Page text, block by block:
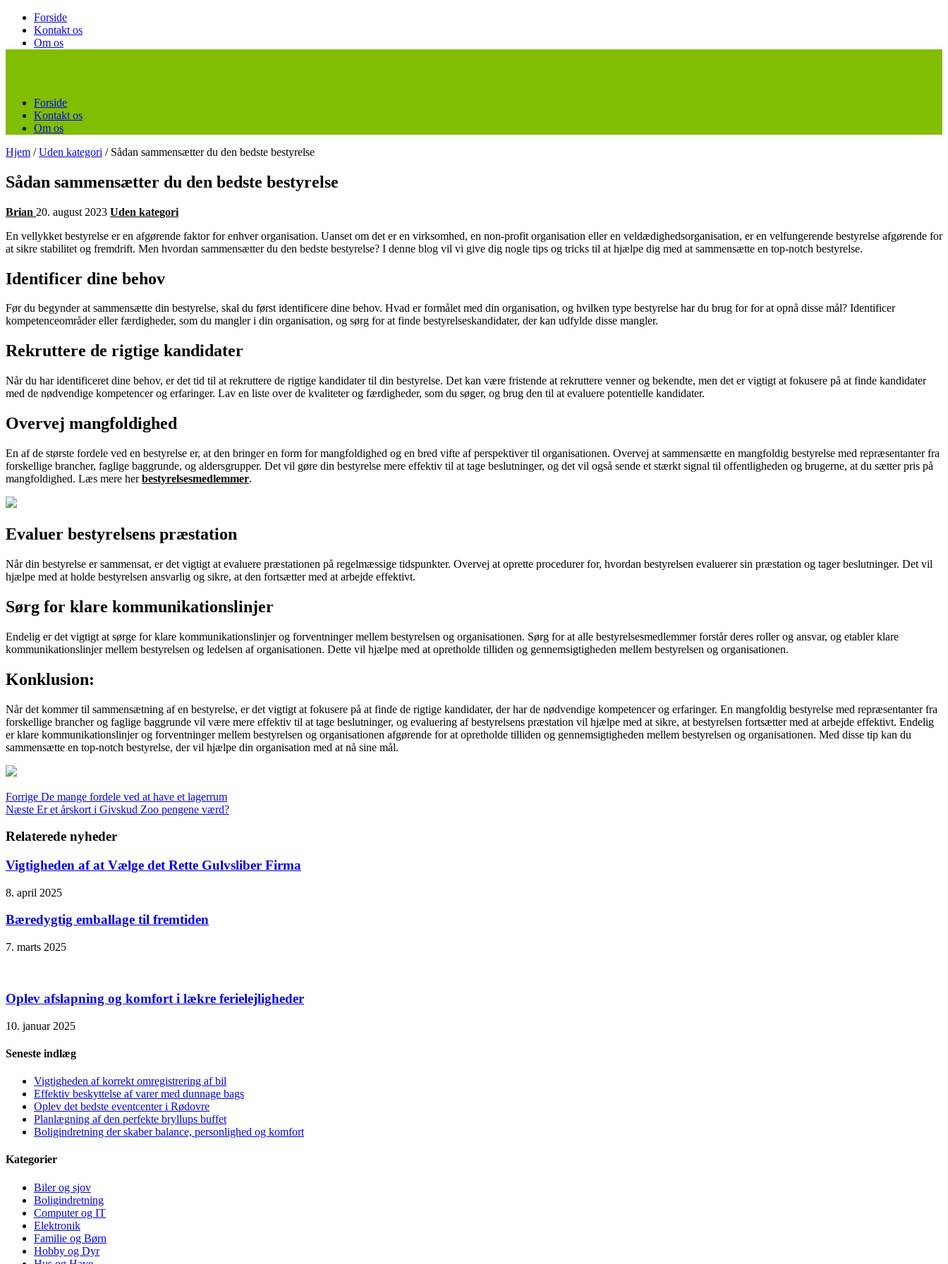
Forside
Kontakt os
Om os
Forside
Kontakt os
Om os
Hjem / Uden kategori / Sådan sammensætter du den bedste bestyrelse
Sådan sammensætter du den bedste bestyrelse
Brian 20. august 2023 Uden kategori
En vellykket bestyrelse er en afgørende faktor for enhver organisation. Uanset om det er en virksomhed, en non-profit organisation eller en veldædighedsorganisation, er en velfungerende bestyrelse afgørende for
at sikre stabilitet og fremdrift. Men hvordan sammensætter du den bedste bestyrelse? I denne blog vil vi give dig nogle tips og tricks til at hjælpe dig med at sammensætte en top-notch bestyrelse.
Identificer dine behov
Før du begynder at sammensætte din bestyrelse, skal du først identificere dine behov. Hvad er formålet med din organisation, og hvilken type bestyrelse har du brug for for at opnå disse mål? Identificer
kompetenceområder eller færdigheder, som du mangler i din organisation, og sørg for at finde bestyrelseskandidater, der kan udfylde disse mangler.
Rekruttere de rigtige kandidater
Når du har identificeret dine behov, er det tid til at rekruttere de rigtige kandidater til din bestyrelse. Det kan være fristende at rekruttere venner og bekendte, men det er vigtigt at fokusere på at finde kandidater
med de nødvendige kompetencer og erfaringer. Lav en liste over de kvaliteter og færdigheder, som du søger, og brug den til at evaluere potentielle kandidater.
Overvej mangfoldighed
En af de største fordele ved en bestyrelse er, at den bringer en form for mangfoldighed og en bred vifte af perspektiver til organisationen. Overvej at sammensætte en mangfoldig bestyrelse med repræsentanter fra
forskellige brancher, faglige baggrunde, og aldersgrupper. Det vil gøre din bestyrelse mere effektiv til at tage beslutninger, og det vil også sende et stærkt signal til offentligheden og brugerne, at du sætter pris på
mangfoldighed. Læs mere herbestyrelsesmedlemmer.
Evaluer bestyrelsens præstation
Når din bestyrelse er sammensat, er det vigtigt at evaluere præstationen på regelmæssige tidspunkter. Overvej at oprette procedurer for, hvordan bestyrelsen evaluerer sin præstation og tager beslutninger. Det vil
hjælpe med at holde bestyrelsen ansvarlig og sikre, at den fortsætter med at arbejde effektivt.
Sørg for klare kommunikationslinjer
Endelig er det vigtigt at sørge for klare kommunikationslinjer og forventninger mellem bestyrelsen og organisationen. Sørg for at alle bestyrelsesmedlemmer forstår deres roller og ansvar, og etabler klare
kommunikationslinjer mellem bestyrelsen og ledelsen af organisationen. Dette vil hjælpe med at opretholde tilliden og gennemsigtigheden mellem bestyrelsen og organisationen.
Konklusion:
Når det kommer til sammensætning af en bestyrelse, er det vigtigt at fokusere på at finde de rigtige kandidater, der har de nødvendige kompetencer og erfaringer. En mangfoldig bestyrelse med repræsentanter fra
forskellige brancher og faglige baggrunde vil være mere effektiv til at tage beslutninger, og evaluering af bestyrelsens præstation vil hjælpe med at sikre, at bestyrelsen fortsætter med at arbejde effektivt. Endelig
er klare kommunikationslinjer og forventninger mellem bestyrelsen og organisationen afgørende for at opretholde tilliden og gennemsigtigheden mellem bestyrelsen og organisationen. Med disse tip kan du
sammensætte en top-notch bestyrelse, der vil hjælpe din organisation med at nå sine mål.
Forrige De mange fordele ved at have et lagerrum
Næste Er et årskort i Givskud Zoo pengene værd?
Relaterede nyheder
Vigtigheden af at Vælge det Rette Gulvsliber Firma
8. april 2025
Bæredygtig emballage til fremtiden
7. marts 2025
Oplev afslapning og komfort i lækre ferielejligheder
10. januar 2025
Seneste indlæg
Vigtigheden af korrekt omregistrering af bil
Effektiv beskyttelse af varer med dunnage bags
Oplev det bedste eventcenter i Rødovre
Planlægning af den perfekte bryllups buffet
Boligindretning der skaber balance, personlighed og komfort
Kategorier
Biler og sjov
Boligindretning
Computer og IT
Elektronik
Familie og Børn
Hobby og Dyr